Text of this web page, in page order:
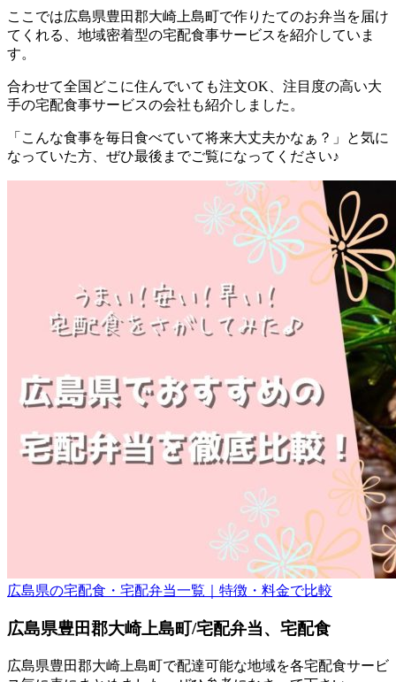
ここでは広島県豊田郡大崎上島町で作りたてのお弁当を届け
てくれる、地域密着型の宅配食事サービスを紹介していま
す。
合わせて全国どこに住んでいても注文OK、注目度の高い大
手の宅配食事サービスの会社も紹介 しました。
「こんな食事を毎日食べていて将来大丈夫かなぁ？」と気に
なっていた方、ぜひ最後までご覧になってください♪
広島県の宅配食・宅配弁当一覧｜特徴・料金で比較
広島県豊田郡大崎上島町/宅配弁当、宅配食
広島県豊田郡大崎上島町で配達可能な地域を各宅配食サービ